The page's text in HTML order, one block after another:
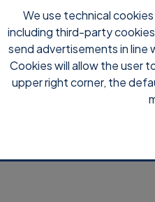
We use technical
including third-party
send advertisements in line
Cookies will allow the user
upper right corner, the